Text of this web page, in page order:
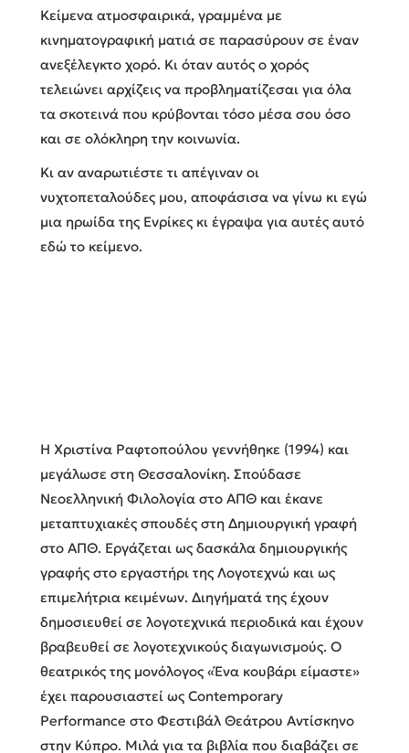
Κείμενα ατμοσφαιρικά, γραμμένα με
κινηματογραφική ματιά σε παρασύρουν σε έναν
ανεξέλεγκτο χορό. Κι όταν αυτός ο χορός
τελειώνει αρχίζεις να προβληματίζεσαι για όλα
τα σκοτεινά που κρύβονται τόσο μέσα σου όσο
και σε ολόκληρη την κοινωνία.
Κι αν αναρωτιέστε τι απέγιναν οι
νυχτοπεταλούδες μου, αποφάσισα να γίνω κι εγώ
μια ηρωίδα της Ενρίκες κι έγραψα για αυτές αυτό
εδώ το κείμενο.
Η Χριστίνα Ραφτοπούλου γεννήθηκε (1994) και
μεγάλωσε στη Θεσσαλονίκη. Σπούδασε
Νεοελληνική Φιλολογία στο ΑΠΘ και έκανε
μεταπτυχιακές σπουδές στη Δημιουργική γραφή
στο ΑΠΘ. Εργάζεται ως δασκάλα δημιουργικής
γραφής στο εργαστήρι της Λογοτεχνώ και ως
επιμελήτρια κειμένων. Διηγήματά της έχουν
δημοσιευθεί σε λογοτεχνικά περιοδικά και έχουν
βραβευθεί σε λογοτεχνικούς διαγωνισμούς. Ο
θεατρικός της μονόλογος «Ένα κουβάρι είμαστε»
έχει παρουσιαστεί ως Contemporary
Performance στο Φεστιβάλ Θεάτρου Αντίσκηνο
στην Κύπρο. Μιλά για τα βιβλία που διαβάζει σε